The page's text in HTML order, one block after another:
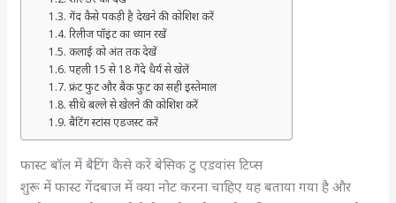
गेंद कैसे पकड़ी है देखने की कोशिश करें
रिलीज पॉइंट का ध्यान रखें
कलाई को अंत तक देखें
पहली 15 से 18 गेंदे धैर्य से खेलें
फ्रंट फुट और बैक फुट का सही इस्तेमाल
सीधे बल्ले से खेलने की कोशिश करें
बैटिंग स्टांस एडजस्ट करें
फास्ट बॉल में बैटिंग कैसे करें बेसिक टु एडवांस टिप्स
शुरू में फास्ट गेंदबाज में क्या नोट करना चाहिए यह बताया गया है और